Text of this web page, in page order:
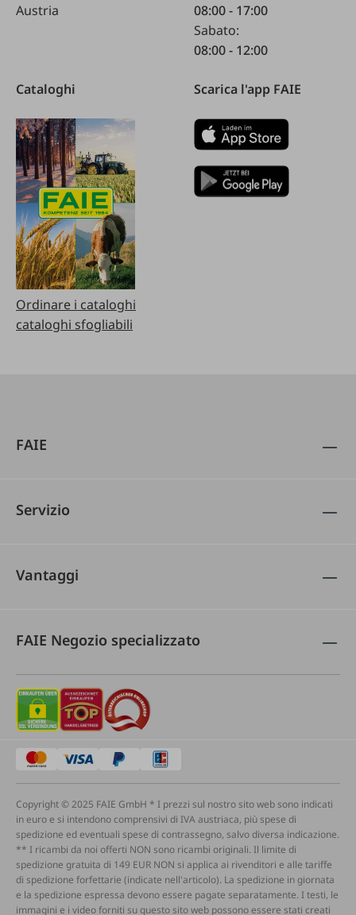
Austria
08:00 - 17:00
Sabato:
08:00 - 12:00
Cataloghi
Ordinare i cataloghi
cataloghi sfogliabili
Scarica l'app FAIE
FAIE
Servizio
Vantaggi
FAIE Negozio specializzato
Copyright © 2025 FAIE GmbH * I prezzi sul nostro sito web sono indicati
in euro e si intendono comprensivi di IVA austriaca, più spese di
spedizione ed eventuali spese di contrassegno, salvo diversa indicazione.
** I ricambi da noi offerti NON sono ricambi originali. Il limite di
spedizione gratuita di 149 EUR NON si applica ai rivenditori e alle tariffe
di spedizione forfettarie (indicate nell'articolo). La spedizione in giornata
e la spedizione espressa devono essere pagate separatamente. I testi, le
immagini e i video forniti su questo sito web possono essere stati creati